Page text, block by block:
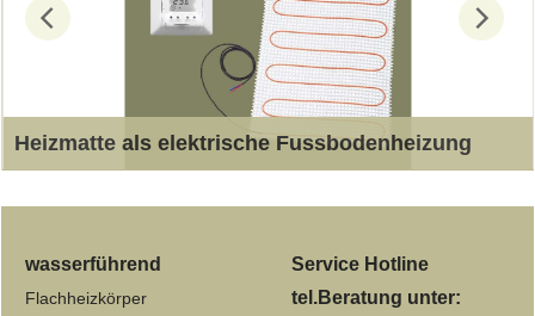
Heizmatte als elektrische Fussbodenheizung
Fussböden, wie Fliesen oder ähnliches
Service Hotline
tel.Beratung unter:
wasserführend
Flachheizkörper